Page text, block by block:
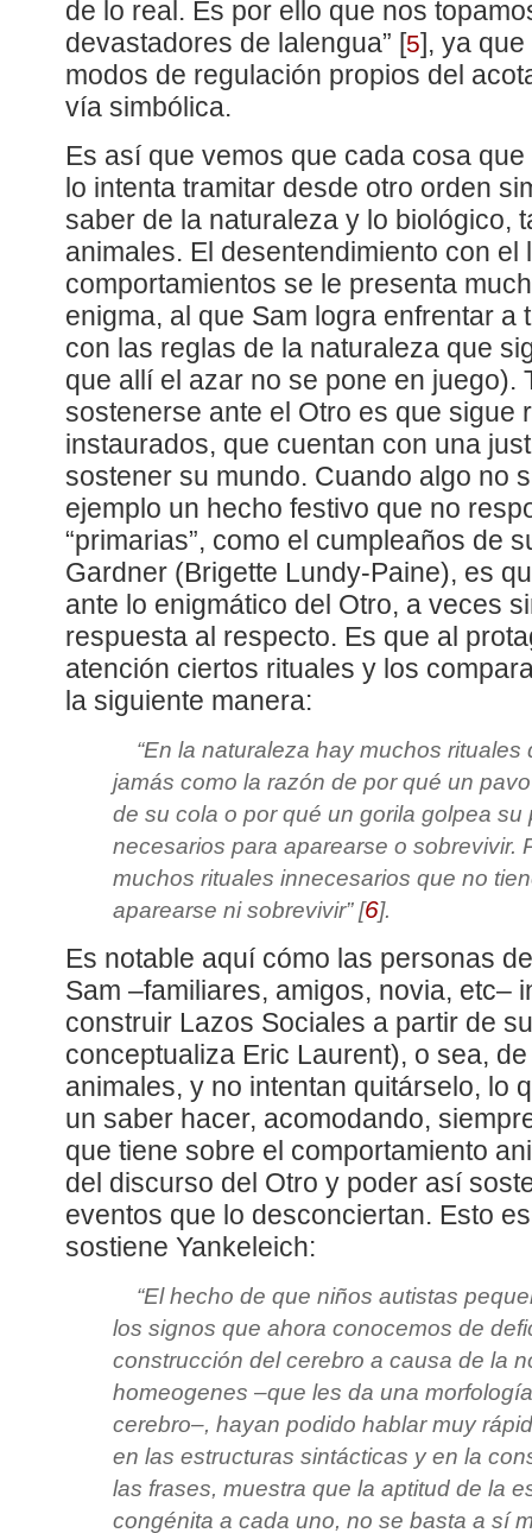
de lo real. Es por ello que nos
devastadores de lalengua” [5] , ya
modos de regulación propios del
vía simbólica.
Es así que vemos que cada cosa
lo intenta tramitar desde otro orden
saber de la naturaleza y lo biológico,
animales. El desentendimiento con el
comportamientos se le presenta
enigma, al que Sam logra enfrentar a
con las reglas de la naturaleza que
que allí el azar no se pone en juego).
sostenerse ante el Otro es que sigue
instaurados, que cuentan con una
sostener su mundo. Cuando algo no
ejemplo un hecho festivo que no
“primarias”, como el cumpleaños de
Gardner (Brigette Lundy-Paine), es
ante lo enigmático del Otro, a veces
respuesta al respecto. Es que al
atención ciertos rituales y los
la siguiente manera:
“En la naturaleza hay muchos rituales
jamás como la razón de por qué un
de su cola o por qué un gorila golpea su
necesarios para aparearse o sobrevivir.
muchos rituales innecesarios que no
aparearse ni sobrevivir”[6].
Es notable aquí cómo las personas
Sam –familiares, amigos, novia, etc–
construir Lazos Sociales a partir de
conceptualiza Eric Laurent), o sea,
animales, y no intentan quitárselo, lo
un saber hacer, acomodando,
que tiene sobre el comportamiento
del discurso del Otro y poder así
eventos que lo desconciertan. Esto
sostiene Yankeleich:
“El hecho de que niños autistas
los signos que ahora conocemos de
construcción del cerebro a causa de la
homeogenes –que les da una
cerebro–, hayan podido hablar muy
en las estructuras sintácticas y en la
las frases, muestra que la aptitud de la
congénita a cada uno, no se basta a sí